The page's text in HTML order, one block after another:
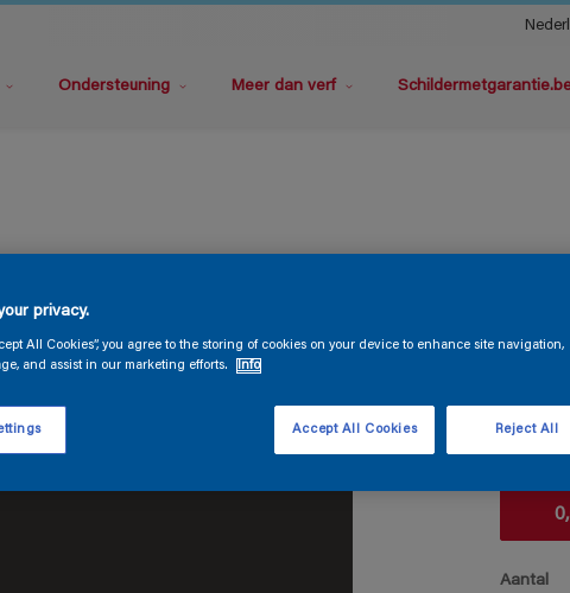
Ondersteuning Meer dan verf
Aantal
privacy.
All Cookies”, you agree to the storing of cookies on your device to enhance site navigation,
and assist in our marketing efforts.
Info
Reject All
Accept All Cookies